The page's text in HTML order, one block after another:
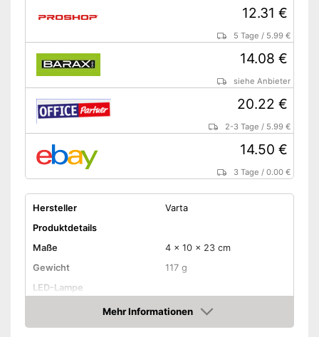
12.31 €
5 Tage / 5.99 €
14.08 €
siehe Anbieter
20.22 €
2-3 Tage / 5.99 €
14.50 €
3 Tage /0.00 €
Hersteller
Varta
Produktdetails
Maße
4 x 10 x 23 cm
Gewicht
117 g
LED-Lampe
Anzahl Lichtmodi
3
Lichtstärke maximal
200 lm
Mehr Informationen
Amazon